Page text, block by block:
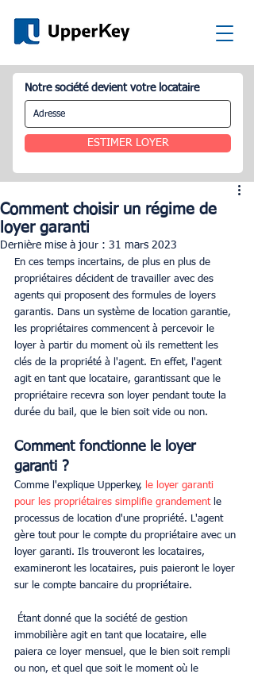
Notre société devient votre locataire
ESTIMER LOYER
Comment choisir un régime de
loyer garanti
Dernière mise à jour : 31 mars 2023
En ces temps incertains, de plus en plus de
propriétaires décident de travailler avec des
agents qui proposent des formules de loyers
garantis. Dans un système de location garantie,
les propriétaires commencent à percevoir le
loyer à partir du moment où ils remettent les
clés de la propriété à l'agent. En effet, l'agent
agit en tant que locataire, garantissant que le
propriétaire recevra son loyer pendant toute la
durée du bail, que le bien soit vide ou non.
Comment fonctionne le loyer
garanti ?
Comme l'explique Upperkey, le loyer garanti
pour les propriétaires simplifie grandement le
processus de location d'une propriété. L'agent
gère tout pour le compte du propriétaire avec un
loyer garanti. Ils trouveront les locataires,
examineront les locataires, puis paieront le loyer
sur le compte bancaire du propriétaire.
immobilière agit en tant que locataire, elle
paiera ce loyer mensuel, que le bien soit rempli
ou non, et quel que soit le moment où le